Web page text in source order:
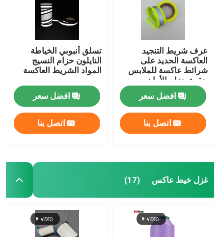
عرف شريط التنجيد
العاكسة الحديد على
شرائط عاكسة للملابس
حقيبة حزام الأمان
افضل سعر
اتصل بنا
تسلق أنبوبي الخياطة
النايلون حزام النسيج
المواد الشريط العاكسة
افضل سعر
اتصل بنا
غزل خيط عاكس (17)